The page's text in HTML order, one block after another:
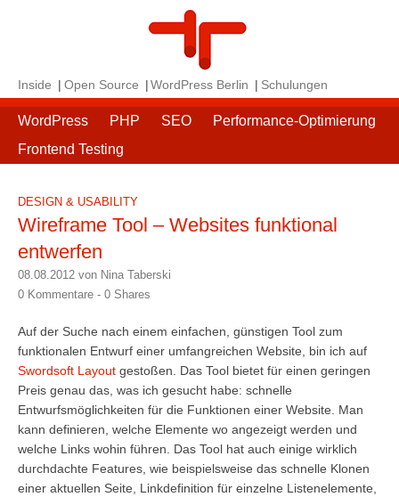
Inside Open Source WordPress Berlin Schulungen
WordPress PHP SEO
Performance-Optimierung
Frontend Testing
DESIGN & USABILITY
Wireframe Tool – Websites funktional
entwerfen
08.08.2012 von Nina Taberski
0 Kommentare - 0 Shares
Auf der Suche nach einem einfachen, günstigen Tool zum
funktionalen Entwurf einer umfangreichen Website, bin ich auf
Swordsoft Layout gestoßen. Das Tool bietet für einen geringen
Preis genau das, was ich gesucht habe: schnelle
Entwurfsmöglichkeiten für die Funktionen einer Website. Man
kann definieren, welche Elemente wo angezeigt werden und
welche Links wohin führen. Das Tool hat auch einige wirklich
durchdachte Features, wie beispielsweise das schnelle Klonen
einer aktuellen Seite, Linkdefinition für einzelne Listenelemente,